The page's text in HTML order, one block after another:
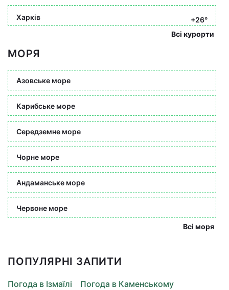
Харків
+26°
Всі курорти
МОРЯ
Азовське море
Карибське море
Середземне море
Чорне море
Андаманське море
Червоне море
Всі моря
ПОПУЛЯРНІ ЗАПИТИ
Погода в Ізмаїлі
Погода в Каменському